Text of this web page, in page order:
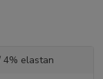
4% elastan